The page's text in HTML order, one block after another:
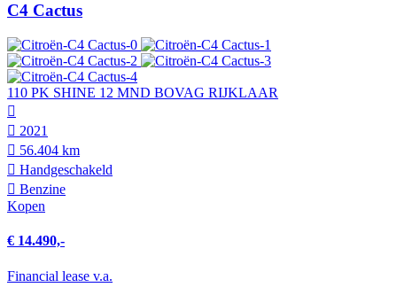
C4 Cactus
110 PK SHINE 12 MND BOVAG RIJKLAAR
2021
56.404 km
Hand­geschakeld
Benzine
Kopen
€ 14.490,-
Financial lease v.a.